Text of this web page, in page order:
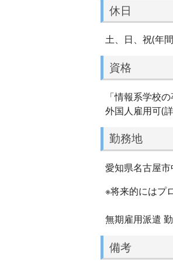
休日
土、日、祝(年
資格
「情報系学校
外国人雇用可(
勤務地
愛知県名古屋
※将来的にはプ
無期雇用派遣
備考